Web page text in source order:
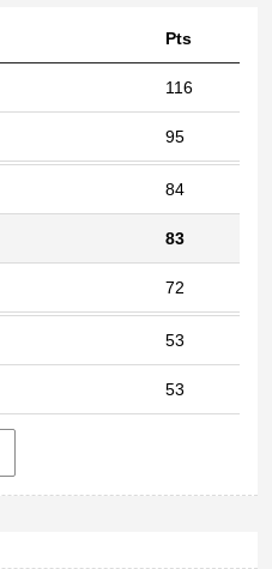
Pts
116
95
84
83
72
53
53